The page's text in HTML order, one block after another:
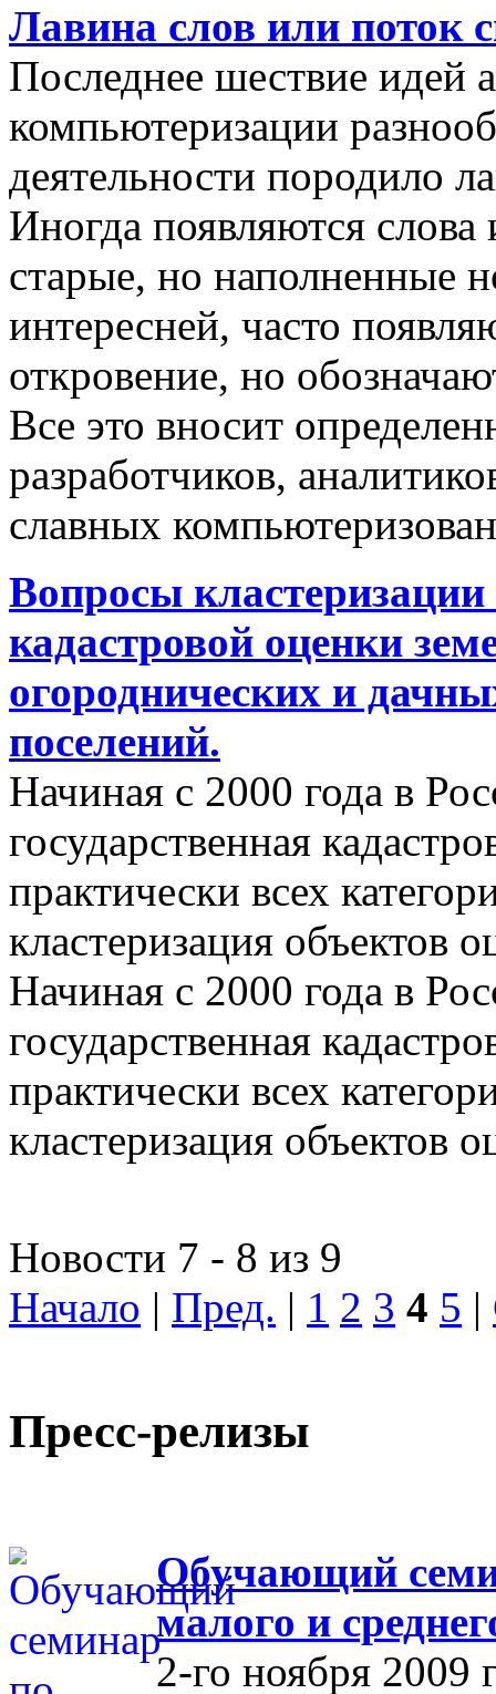
Лавина слов или поток
Последнее шествие идей
компьютеризации
деятельности породило
Иногда появляются
старые, но наполненные
интересней, часто
откровение, но
Все это вносит
разработчиков,
славных
Вопросы кластеризации
кадастровой оценки
огороднических и
поселений.
Начиная с 2000 года в
государственная
практически всех
кластеризация объектов
Начиная с 2000 года в
государственная
практически всех
кластеризация объектов
Новости 7 - 8 из 9
Начало | Пред. | 1 2 3 4 5 |
Пресс-релизы
Обучающий
малого и
2-го ноября 2009